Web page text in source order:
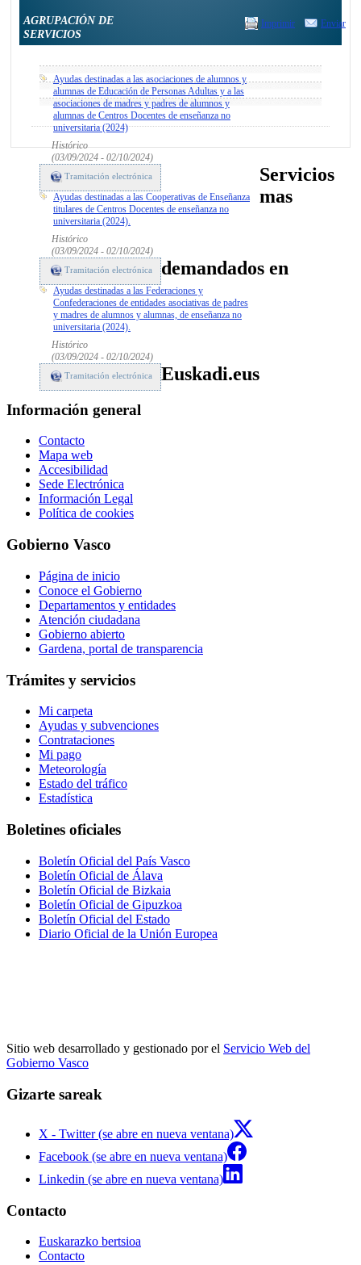
Imprimir Enviar
AGRUPACIÓN DE
SERVICIOS
Ayudas destinadas a las asociaciones de alumnos y
alumnas de Educación de Personas Adultas y a las
asociaciones de madres y padres de alumnos y
alumnas de Centros Docentes de enseñanza no
universitaria (2024)
Histórico
(03/09/2024 - 02/10/2024)
Tramitación electrónica
Ayudas destinadas a las Cooperativas de Enseñanza
titulares de Centros Docentes de enseñanza no
universitaria (2024).
Histórico
(03/09/2024 - 02/10/2024)
Tramitación electrónica
Ayudas destinadas a las Federaciones y
Confederaciones de entidades asociativas de padres
y madres de alumnos y alumnas, de enseñanza no
universitaria (2024).
Histórico
(03/09/2024 - 02/10/2024)
Tramitación electrónica
Servicios
mas
demandados en
Euskadi.eus
Información general
Contacto
Mapa web
Accesibilidad
Sede Electrónica
Información Legal
Política de cookies
Gobierno Vasco
Página de inicio
Conoce el Gobierno
Departamentos y entidades
Atención ciudadana
Gobierno abierto
Gardena, portal de transparencia
Trámites y servicios
Mi carpeta
Ayudas y subvenciones
Contrataciones
Mi pago
Meteorología
Estado del tráfico
Estadística
Boletines oficiales
Boletín Oficial del País Vasco
Boletín Oficial de Álava
Boletín Oficial de Bizkaia
Boletín Oficial de Gipuzkoa
Boletín Oficial del Estado
Diario Oficial de la Unión Europea
Sitio web desarrollado y gestionado por el Servicio Web del
Gobierno Vasco
Gizarte sareak
X - Twitter (se abre en nueva ventana)
Facebook (se abre en nueva ventana)
Linkedin (se abre en nueva ventana)
Contacto
Euskarazko bertsioa
Contacto